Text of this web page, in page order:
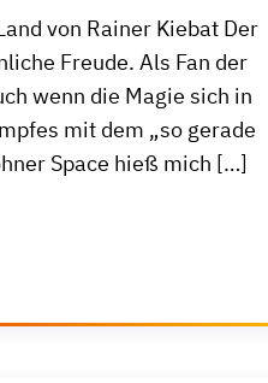
von Rainer Kiebat Der
Freude. Als Fan der
wenn die Magie sich in
mit dem „so gerade
Space hieß mich […]